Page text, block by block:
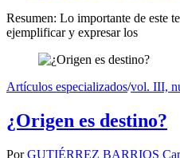
Resumen: Lo importante de este
ejemplificar y expresar los
Artículos especializados/vol. III,
¿Origen es destino?
Por GUTIÉRREZ BARRIOS